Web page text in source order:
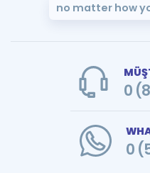
no matter how
0
0